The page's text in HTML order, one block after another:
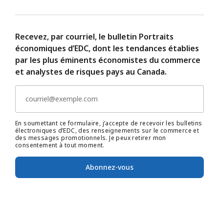
Recevez, par courriel, le bulletin Portraits
économiques d’EDC, dont les tendances établies
par les plus éminents économistes du commerce
et analystes de risques pays au Canada.
En soumettant ce formulaire, j’accepte de recevoir les bulletins
électroniques d’EDC, des renseignements sur le commerce et
des messages promotionnels. Je peux retirer mon
consentement à tout moment.
Abonnez-vous